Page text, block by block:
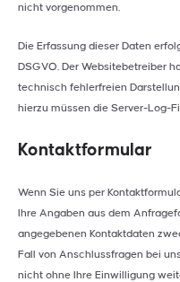
nicht vorgenommen.
Die Erfassung dieser Daten
DSGVO. Der Websitebetreiber
technisch fehlerfreien
hierzu müssen die Server-Log-
Kontaktformular
Wenn Sie uns per
Ihre Angaben aus dem
angegebenen Kontaktdaten
Fall von Anschlussfragen bei
nicht ohne Ihre Einwilligung